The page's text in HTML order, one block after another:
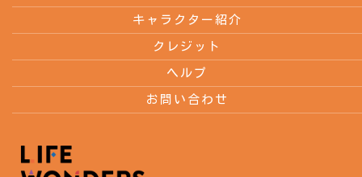
キャラクター紹介
クレジット
ヘルプ
お問い合わせ